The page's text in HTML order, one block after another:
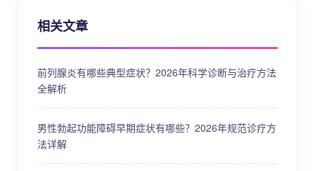
相关文章
前列腺炎有哪些典型症状？2026年科学诊断与治疗方法
全解析
男性勃起功能障碍早期症状有哪些？2026年规范诊疗方
法详解